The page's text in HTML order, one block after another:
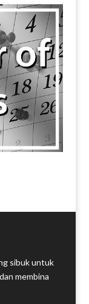
sibuk untuk
membina